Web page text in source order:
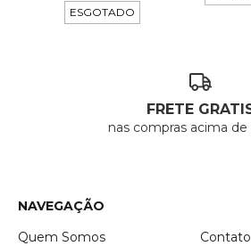
ESGOTADO
FRETE
nas compras acima de
NAVEGAÇÃO
Quem Somos
Contato